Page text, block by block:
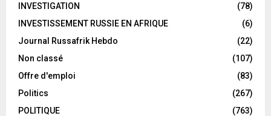
INVESTIGATION
(78)
INVESTISSEMENT RUSSIE EN AFRIQUE
(6)
Journal Russafrik Hebdo
(22)
Non classé
(107)
Offre d'emploi
(83)
Politics
(267)
POLITIQUE
(763)